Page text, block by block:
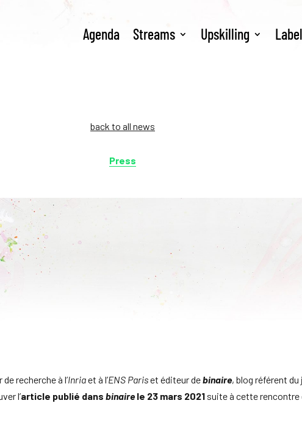
Agenda Streams Upskilling
back to all news
Press
recherche à l’Inriaet à l’ENS Pariset éditeur debinaire, blog référent du
l’article publié dansbinairele 23 mars 2021 suite à cette rencontre